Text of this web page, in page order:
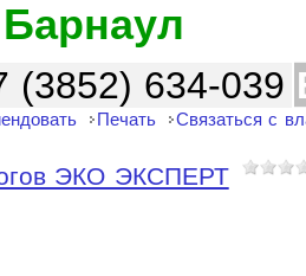
Барнаул
(3852) 634-039
Печать Связаться с
ЭКО ЭКСПЕРТ